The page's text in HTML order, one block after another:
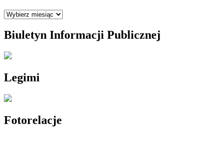
Archiwum
Biuletyn Informacji Publicznej
Legimi
Fotorelacje